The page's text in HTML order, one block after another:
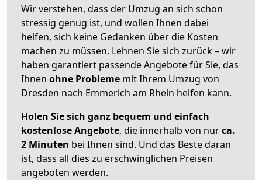
Wir verstehen, dass der Umzug an sich schon
stressig genug ist, und wollen Ihnen dabei
helfen, sich keine Gedanken über die Kosten
machen zu müssen. Lehnen Sie sich zurück – wir
haben garantiert passende Angebote für Sie, das
Ihnen ohne Probleme mit Ihrem Umzug von
Dresden nach Emmerich am Rhein helfen kann.
Holen Sie sich ganz bequem und einfach
kostenlose Angebote, die innerhalb von nurca.
2 Minuten bei Ihnen sind. Und das Beste daran
ist, dass all dies zu erschwinglichen Preisen
angeboten werden.